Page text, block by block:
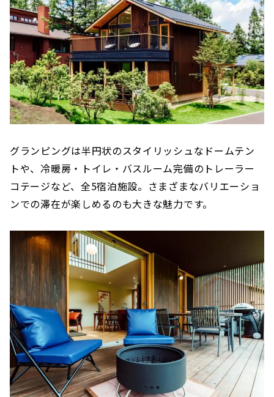
グランピングは半円状のスタイリッシュなドームテン
トや、冷暖房・トイレ・バスルーム完備のトレーラー
コテージなど、全5宿泊施設。さまざまなバリエーショ
ンでの滞在が楽しめるのも大きな魅力です。